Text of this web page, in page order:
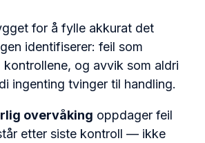
for å fylle akkurat det
identifiserer: feil som
kontrollene, og avvik som aldri
ingenting tvinger til handling.
overvåking oppdager feil
etter siste kontroll — ikke